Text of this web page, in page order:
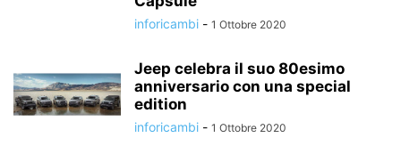
inforicambi - 1 Ottobre 2020
Jeep celebra il suo 80esimo
anniversario con una special
edition
inforicambi - 1 Ottobre 2020